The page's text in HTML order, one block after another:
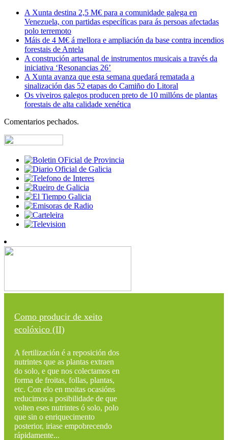
A Xunta destina 2,5 M€ para a comunidade galega en
Venezuela, con partidas específicas para ás persoas afectadas
polo terremoto
Máis de 4 M€ á mellora e ampliación da base contra incendios
forestais de Antela
A construción artesanal de instrumentos musicais a través da
iniciativa ‘Resonancias 26’
A Xunta avanza que esta semana quedará rematada a
sinalización das 52 etapas do Camiño do Litoral
Os viveiros galegos producen preto de 10 millóns de plantas
forestais de alta calidade xenética
Comentarios pechados.
Como producir de xeito
ecolóxico (II)
A fertilización é a reposición dos
nutrintes que as plantas extraen
do solo, e que nos colectamos en
forma de froitas, follas, plantas,
etc. Con elo en moitas ocasións
reducimos a posibilidade de que
volten eses nutrintes ó solo, polo
que sin o enriquecimento
posterior, iriase empobrecendo
rápidamente...